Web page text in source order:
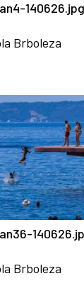
140626.jpg
Brboleza
Brboleza